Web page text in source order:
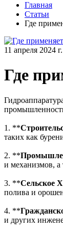
Главная
Статьи
Где
11 апреля 2024 г.
Где
1. **
таких как
2. **
и механизмов, а
3. **Сельское
полива и
4. **
и других